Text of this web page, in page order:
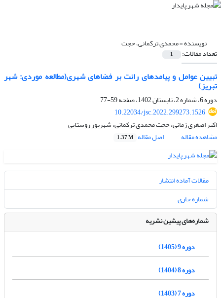
نویسنده =محمدی ترکمانی، حجت
تعداد مقالات: 1
تبیین عوامل و پیامدهای رانت بر فضاهای شهری(مطالعه موردی: شهر
تبریز)
دوره 6، شماره 2، تابستان 1402، صفحه
59-77
10.22034/jsc.2022.299273.1526
اکبر اصغری زمانی، حجت محمدی ترکمانی، شهریور روستایی
مشاهده مقاله
اصل مقاله 1.37 M
مقالات آماده انتشار
شماره جاری
شماره‌های پیشین نشریه
دوره 9 (1405)
دوره 8 (1404)
دوره 7 (1403)